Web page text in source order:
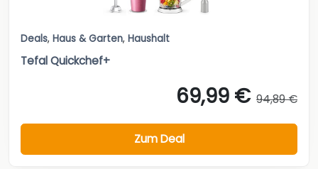
Deals, Haus & Garten, Haushalt
Tefal Quickchef+
69,99 € 94,89 €
Zum Deal